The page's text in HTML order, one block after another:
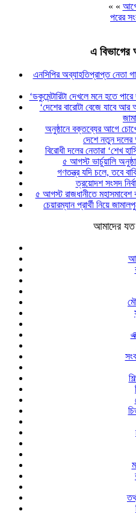
« «
পরের
এ বিভাগের
এনসিপির অব্যাহতিপ্রাপ্ত নেতা
‘ডকুমেন্টারিটা দেখলে মনে হতে
‘দেশের বারোটা বেজে যাবে
অনুষ্ঠানে বক্তব্যের আগে চোখে
দেশে নতুন দলের
বিরোধী দলের নেতারা ‘শেখ
৫ আগস্ট ভার্চুয়ালি
গণতন্ত্র যদি চলে, তবে
ত্রয়োদশ সংসদ
৫ আগস্ট রাজধানীতে
চেয়ারম্যান প্রার্থী নিয়ে
আমাদের যত